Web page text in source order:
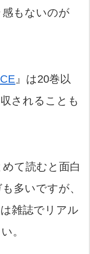
もないのが
』は20巻以
されることも
て読むと面白
多いですが、
雑誌でリアル
。